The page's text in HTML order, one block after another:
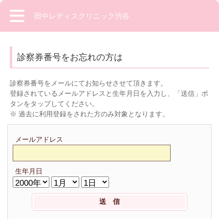
田中レディスクリニック渋谷
診察券番号をお忘れの方は
診察券番号をメールにてお知らせさせて頂きます。
登録されているメールアドレスと生年月日を入力し、「送信」ボ
タンをタップしてください。
※ 過去に利用登録をされた方のみ対象となります。
メールアドレス
生年月日